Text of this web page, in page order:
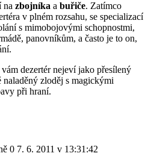
na zbojníka a buřiče. Zatímco
v plném rozsahu, se specializací
s mimobojovými schopnostmi,
panovníkům, a často je to on,
dezertér nejeví jako přesílený
zloděj s magickými
při hraní.
7. 6. 2011 v 13:31:42